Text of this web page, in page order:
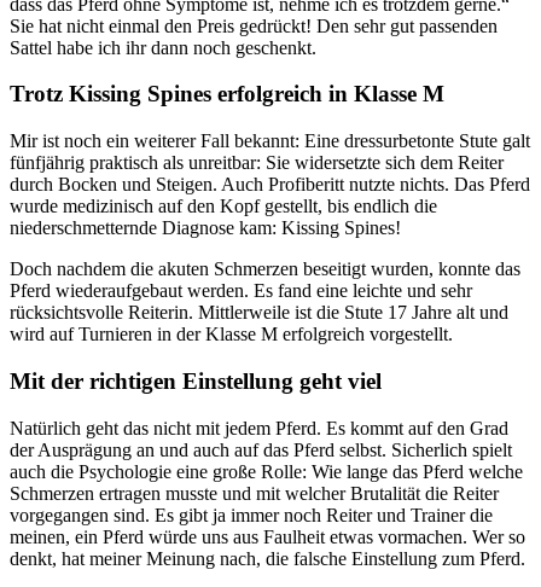
Sie hat nicht einmal den Preis gedrückt! Den sehr gut passenden
Sattel habe ich ihr dann noch geschenkt.
Trotz Kissing Spines erfolgreich in Klasse M
Mir ist noch ein weiterer Fall bekannt: Eine dressurbetonte Stute galt
fünfjährig praktisch als unreitbar: Sie widersetzte sich dem Reiter
durch Bocken und Steigen. Auch Profiberitt nutzte nichts. Das Pferd
wurde medizinisch auf den Kopf gestellt, bis endlich die
niederschmetternde Diagnose kam: Kissing Spines!
Doch nachdem die akuten Schmerzen beseitigt wurden, konnte das
Pferd wiederaufgebaut werden. Es fand eine leichte und sehr
rücksichtsvolle Reiterin. Mittlerweile ist die Stute 17 Jahre alt und
wird auf Turnieren in der Klasse M erfolgreich vorgestellt.
Mit der richtigen Einstellung geht viel
Natürlich geht das nicht mit jedem Pferd. Es kommt auf den Grad
der Ausprägung an und auch auf das Pferd selbst. Sicherlich spielt
auch die Psychologie eine große Rolle: Wie lange das Pferd welche
Schmerzen ertragen musste und mit welcher Brutalität die Reiter
vorgegangen sind. Es gibt ja immer noch Reiter und Trainer die
meinen, ein Pferd würde uns aus Faulheit etwas vormachen. Wer so
denkt, hat meiner Meinung nach, die falsche Einstellung zum Pferd.